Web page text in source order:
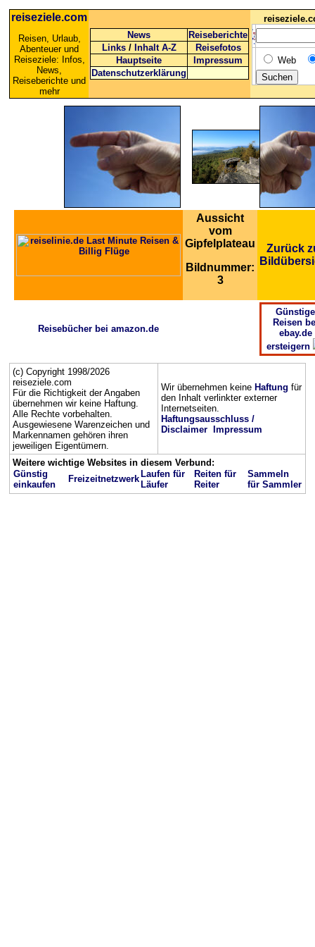
reiseziele.com
Reisen, Urlaub,
Abenteuer und
Reiseziele: Infos,
News,
Reiseberichte und
mehr
News
Reiseberichte
Links / Inhalt A-Z
Reisefotos
Hauptseite
Impressum
Datenschutzerklärung
Web
Aussicht
vom
Gipfelplateau
Bildnummer:
3
Zurück
Reisebücher bei amazon.de
Günstige
Reisen
ebay.de
ersteigern
(c) Copyright 1998/2026
reiseziele.com
Für die Richtigkeit der Angaben
übernehmen wir keine Haftung.
Alle Rechte vorbehalten.
Ausgewiesene Warenzeichen und
Markennamen gehören ihren
jeweiligen Eigentümern.
Wir übernehmen keine Haftung für
den Inhalt verlinkter externer
Internetseiten.
Haftungsausschluss /
Disclaimer
Impressum
Weitere wichtige Websites in diesem Verbund:
Günstig
einkaufen
Freizeitnetzwerk Laufen für
Läufer
Reiten für
Reiter
Sammeln
für Sammler